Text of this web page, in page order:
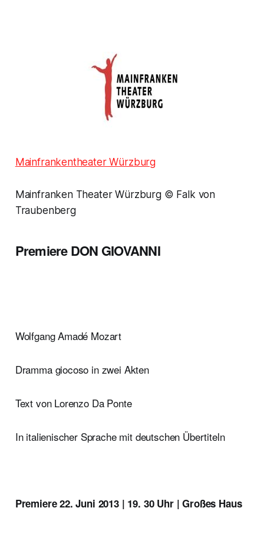
Mainfrankentheater Würzburg
Mainfranken Theater Würzburg © Falk von
Traubenberg
Premiere DON GIOVANNI
Wolfgang Amadé Mozart
Dramma giocoso in zwei Akten
Text von Lorenzo Da Ponte
In italienischer Sprache mit deutschen Übertiteln
Premiere 22. Juni 2013 | 19. 30 Uhr | Großes Haus